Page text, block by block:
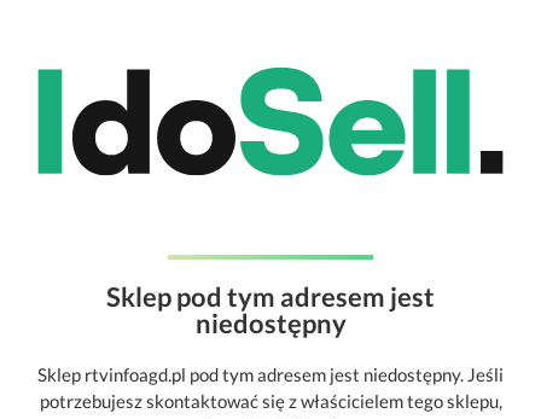
Sklep pod tym adresem jest
niedostępny
Sklep rtvinfoagd.pl pod tym adresem jest niedostępny. Jeśli
potrzebujesz skontaktować się z właścicielem tego sklepu,